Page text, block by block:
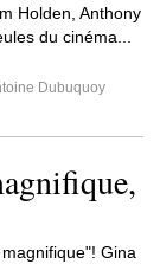
Holden, Anthony
du cinéma...
Dubuquoy
Gina